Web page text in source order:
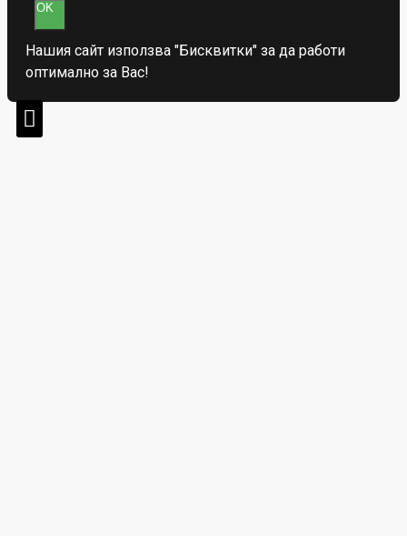
OK
Нашия сайт използва "Бисквитки" за да работи
оптимално за Вас!